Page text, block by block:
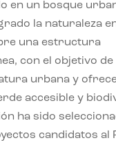
en un bosque
la naturaleza
una estructura
con el objetivo
urbana y
accesible y
ha sido
candidatos al